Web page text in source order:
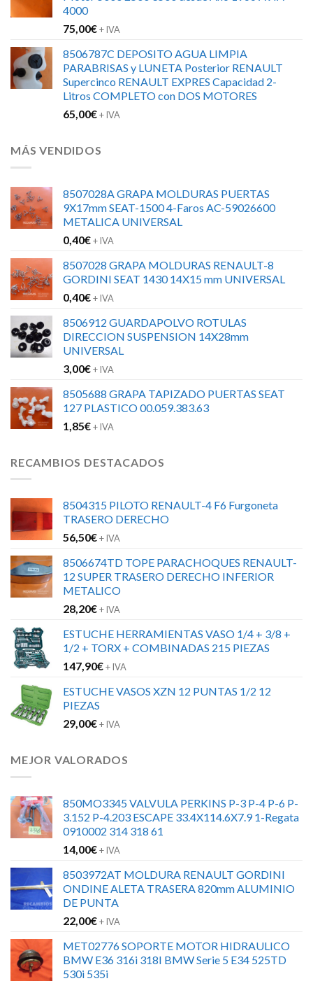
4000
75,00€+ IVA
8506787C DEPOSITO AGUA LIMPIA
PARABRISAS y LUNETA Posterior RENAULT
Supercinco RENAULT EXPRES Capacidad 2-
Litros COMPLETO con DOS MOTORES
65,00€+ IVA
MÁS VENDIDOS
8507028A GRAPA MOLDURAS PUERTAS
9X17mm SEAT-1500 4-Faros AC-59026600
METALICA UNIVERSAL
0,40€+ IVA
8507028 GRAPA MOLDURAS RENAULT-8
GORDINI SEAT 1430 14X15 mm UNIVERSAL
0,40€+ IVA
8506912 GUARDAPOLVO ROTULAS
DIRECCION SUSPENSION 14X28mm
UNIVERSAL
3,00€+ IVA
8505688 GRAPA TAPIZADO PUERTAS SEAT
127 PLASTICO 00.059.383.63
1,85€+ IVA
RECAMBIOS DESTACADOS
8504315 PILOTO RENAULT-4 F6 Furgoneta
TRASERO DERECHO
56,50€+ IVA
8506674TD TOPE PARACHOQUES RENAULT-
12 SUPER TRASERO DERECHO INFERIOR
METALICO
28,20€+ IVA
ESTUCHE HERRAMIENTAS VASO 1/4 + 3/8 +
1/2 + TORX + COMBINADAS 215 PIEZAS
147,90€+ IVA
ESTUCHE VASOS XZN 12 PUNTAS 1/2 12
PIEZAS
29,00€+ IVA
MEJOR VALORADOS
850MO3345 VALVULA PERKINS P-3 P-4 P-6 P-
3.152 P-4.203 ESCAPE 33.4X114.6X7.9 1-Regata
0910002 314 318 61
14,00€+ IVA
8503972AT MOLDURA RENAULT GORDINI
ONDINE ALETA TRASERA 820mm ALUMINIO
DE PUNTA
22,00€+ IVA
MET02776 SOPORTE MOTOR HIDRAULICO
BMW E36 316i 318I BMW Serie 5 E34 525TD
530i 535i